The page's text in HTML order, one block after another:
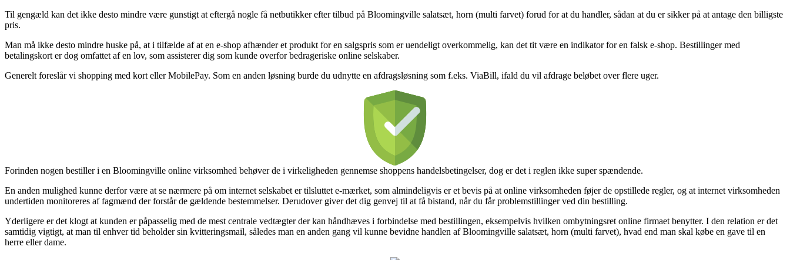
Til gengæld kan det ikke desto mindre være gunstigt at eftergå nogle få netbutikker efter tilbud på Bloomingville salatsæt, horn (multi farvet) forud for at du handler, sådan at du er sikker på at antage den billigste
pris.
Man må ikke desto mindre huske på, at i tilfælde af at en e-shop afhænder et produkt for en salgspris som er uendeligt overkommelig, kan det tit være en indikator for en falsk e-shop. Bestillinger med
betalingskort er dog omfattet af en lov, som assisterer dig som kunde overfor bedrageriske online selskaber.
Generelt foreslår vi shopping med kort eller MobilePay. Som en anden løsning burde du udnytte en afdragsløsning som f.eks. ViaBill, ifald du vil afdrage beløbet over flere uger.
Forinden nogen bestiller i en Bloomingville online virksomhed behøver de i virkeligheden gennemse shoppens handelsbetingelser, dog er det i reglen ikke super spændende.
En anden mulighed kunne derfor være at se nærmere på om internet selskabet er tilsluttet e-mærket, som almindeligvis er et bevis på at online virksomheden føjer de opstillede regler, og at internet virksomheden
undertiden monitoreres af fagmænd der forstår de gældende bestemmelser. Derudover giver det dig genvej til at få bistand, når du får problemstillinger ved din bestilling.
Yderligere er det klogt at kunden er påpasselig med de mest centrale vedtægter der kan håndhæves i forbindelse med bestillingen, eksempelvis hvilken ombytningsret online firmaet benytter. I den relation er det
samtidig vigtigt, at man til enhver tid beholder sin kvitteringsmail, således man en anden gang vil kunne bevidne handlen af Bloomingville salatsæt, horn (multi farvet), hvad end man skal købe en gave til en
herre eller dame.